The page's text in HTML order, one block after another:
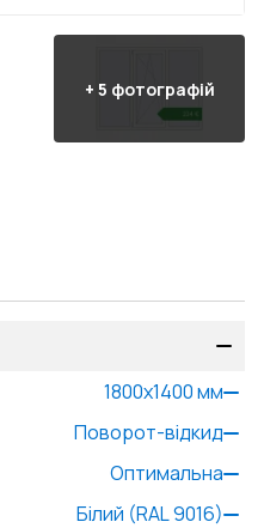
+ 5 фотографій
1800x1400мм
Поворот-відкид
Оптимальна
Білий (RAL 9016)